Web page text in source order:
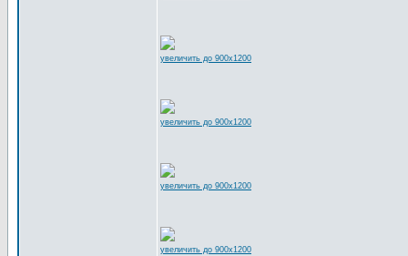
увеличить до 900x1200
увеличить до 900x1200
увеличить до 900x1200
увеличить до 900x1200